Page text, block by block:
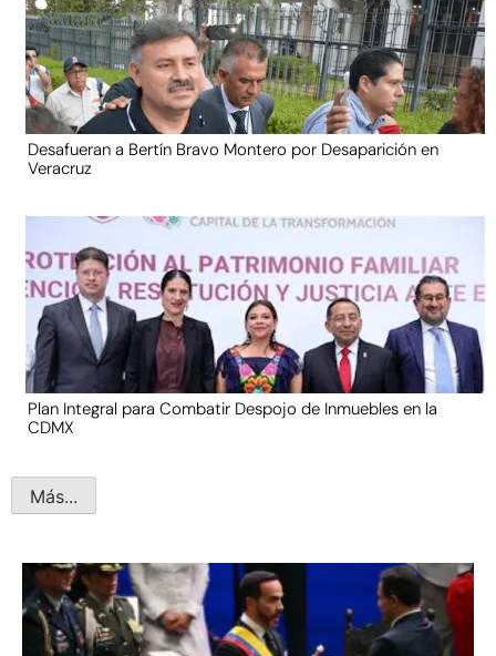
Desafueran a Bertín Bravo Montero por Desaparición en
Veracruz
Plan Integral para Combatir Despojo de Inmuebles en la
CDMX
Más...